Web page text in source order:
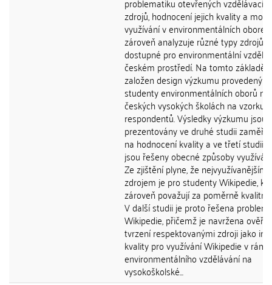
zdrojů, hodnocení jejich kvality a
využívání v environmentálních
zároveň analyzuje různé typy zdrojů,
dostupné pro environmentální
českém prostředí. Na tomto základě
založen design výzkumu provedený
studenty environmentálních oborů na
českých vysokých školách na vzorku
respondentů. Výsledky výzkumu jsou
prezentovány ve druhé studii
na hodnocení kvality a ve třetí studii,
jsou řešeny obecné způsoby
Ze zjištění plyne, že nejvyužívanějším
zdrojem je pro studenty Wikipedie,
zároveň považují za poměrně kvalitní
V další studii je proto řešena
Wikipedie, přičemž je navržena
tvrzení respektovanými zdroji jako
kvality pro využívání Wikipedie v rámci
environmentálního vzdělávání na
vysokoškolské...